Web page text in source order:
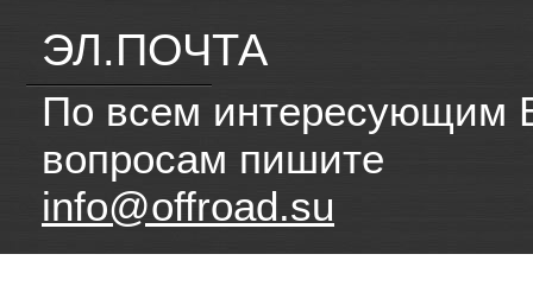
ЭЛ.ПОЧТА
По всем интересующим
вопросам пишите
info@offroad.su